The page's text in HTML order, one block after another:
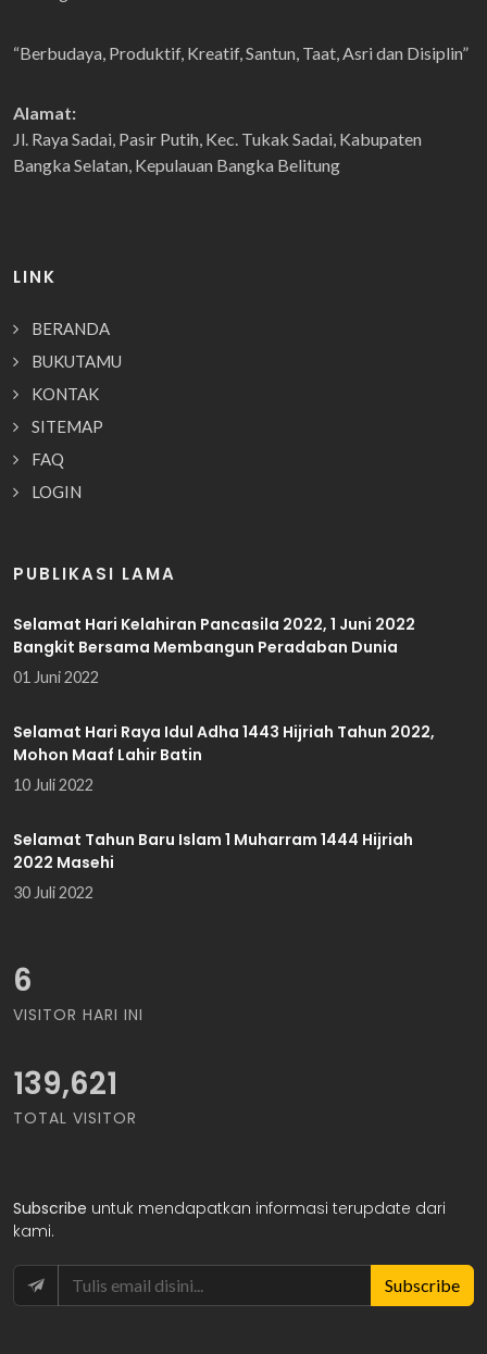
“Berbudaya, Produktif, Kreatif, Santun, Taat, Asri dan Disiplin”
Alamat:
Jl. Raya Sadai, Pasir Putih, Kec. Tukak Sadai, Kabupaten
Bangka Selatan, Kepulauan Bangka Belitung
LINK
BERANDA
BUKUTAMU
KONTAK
SITEMAP
FAQ
LOGIN
PUBLIKASI LAMA
Selamat Hari Kelahiran Pancasila 2022, 1 Juni 2022
Bangkit Bersama Membangun Peradaban Dunia
01 Juni 2022
Selamat Hari Raya Idul Adha 1443 Hijriah Tahun 2022,
Mohon Maaf Lahir Batin
10 Juli 2022
Selamat Tahun Baru Islam 1 Muharram 1444 Hijriah
2022 Masehi
30 Juli 2022
6
VISITOR HARI INI
171,137
TOTAL VISITOR
Subscribe untuk mendapatkan informasi terupdate dari
kami.
Subscribe